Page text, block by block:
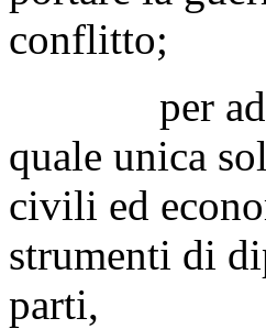
conflitto;
per
quale unica
civili ed
strumenti di
parti,